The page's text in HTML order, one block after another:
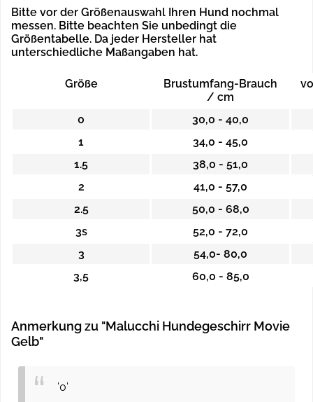
Bitte vor der Größenauswahl Ihren Hund nochmal
messen. Bitte beachten Sie unbedingt die
Größentabelle. Da jeder Hersteller hat
unterschiedliche Maßangaben hat.
Größe
Brustumfang-Brauch
/ cm
0
30,0 - 40,0
1
34,0 - 45,0
1.5
38,0 - 51,0
2
41,0 - 57,0
2.5
50,0 - 68,0
3s
52,0 - 72,0
3
54,0- 80,0
3,5
60,0 - 85,0
Anmerkung zu "Malucchi Hundegeschirr Movie
Gelb"
'0'